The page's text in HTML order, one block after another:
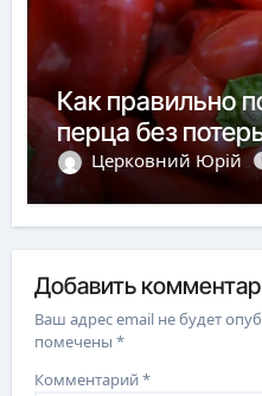
Как правильно
перца без
Церковний Юрій
Добавить
Ваш адрес email не будет
помечены*
Комментарий*